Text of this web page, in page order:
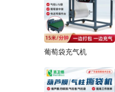
葡萄袋充气机